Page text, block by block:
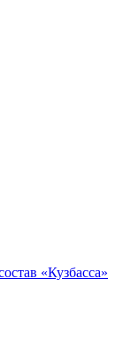
«Кузбасса»